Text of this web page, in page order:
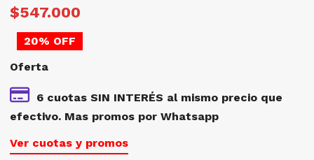
El
precio
original
era:
$683.750.
$547.000
20% OFF
Oferta
6 cuotas SIN INTERÉS al mismo precio que
efectivo. Mas promos por Whatsapp
Ver cuotas y promos